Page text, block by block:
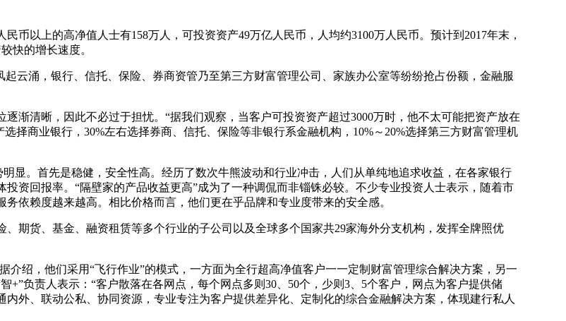
以上的高净值人士有158万人，可投资资产49万亿人民币，人均约3100万人民币。预计到2017年末，
快的增长速度。
涌，银行、信托、保险、券商资管乃至第三方财富管理公司、家族办公室等纷纷抢占份额，金融服
清晰，因此不必过于担忧。“据我们观察，当客户可投资资产超过3000万时，他不太可能把资产放在
择商业银行，30%左右选择券商、信托、保险等非银行系金融机构，10%～20%选择第三方财富管理机
。首先是稳健，安全性高。经历了数次牛熊波动和行业冲击，人们从单纯地追求收益，在各家银行
资回报率。“隔壁家的产品收益更高”成为了一种调侃而非锱铢必较。不少专业投资人士表示，随着市
依赖度越来越高。相比价格而言，他们更在乎品牌和专业度带来的安全感。
货、基金、融资租赁等多个行业的子公司以及全球多个国家共29家海外分支机构，发挥全牌照优
绍，他们采用“飞行作业”的模式，一方面为全行超高净值客户一一定制财富管理综合解决方案，另一
负责人表示：“客户散落在各网点，每个网点多则30、50个，少则3、5个客户，网点为客户提供储
外、联动公私、协同资源，专业专注为客户提供差异化、定制化的综合金融解决方案，体现建行私人